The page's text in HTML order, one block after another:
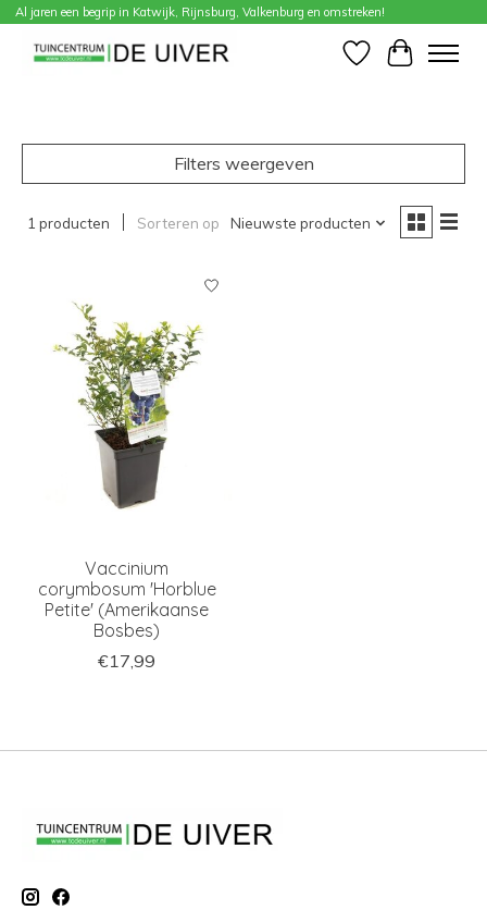
Al jaren een begrip in Katwijk, Rijnsburg, Valkenburg en omstreken!
Verlanglijst
Home / Merken / Kleinfruit
Filters weergeven
1 producten Sorteren op Nieuwste producten
Vaccinium
corymbosum 'Horblue
Petite' (Amerikaanse
Bosbes)
€17,99